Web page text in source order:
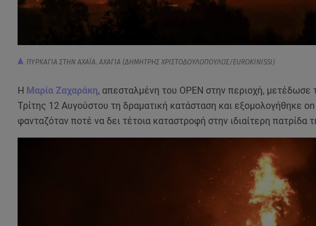
ΠΥΡΚΑΓΙΑ ΣΤΗΝ ΑΧΑΪΑ. ΑΧΑΓΙΑ (ΔΗΜΗΤΡΗΣ ΧΡΙΣΤΟΔΟΥΛΟΠΟΥΛΟΣ/EUROKINISSI)
Η Μαρία Ζαχαράκη, απεσταλμένη του ΟΡΕΝ στην περιοχή, μετέδωσε
Τρίτης 12 Αυγούστου τη δραματική κατάσταση και εξομολογήθηκε
φανταζόταν ποτέ να δει τέτοια καταστροφή στην ιδιαίτερη πατρίδα